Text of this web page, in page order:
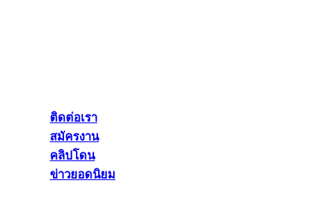
ติดต่อเรา
สมัครงาน
คลิปโดน
ข่าวยอดนิยม